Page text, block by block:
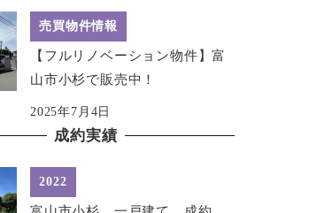
売買物件情報
【フルリノベーション物件】富
山市小杉で販売中！
2025年7月4日
成約実績
2022